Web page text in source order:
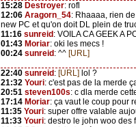
15:28 Destroyer: rofl
12:06 Aragorn_54: Rhaaaa, rien
new PC et qu'on doit DL plein de
11:16 sunreid : VOILA CA GEEK A
01:43 Moriar: oki les mecs !
00:24 sunreid : ^^ [URL]
22:40 sunreid : [URL] lol ?
21:32 Youri: c'est pas de la merde
20:51 steven100s: c dla merde
17:14 Moriar: ça vaut le coup pour
11:35 Youri: super offre valable
11:33 Youri: destro le john woo des